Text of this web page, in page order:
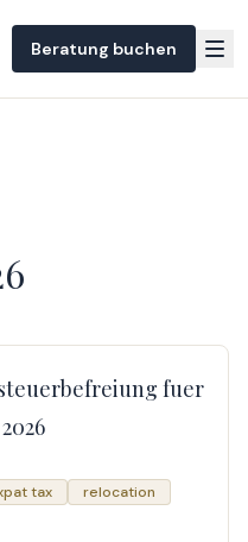
Beratung buchen
fuer
tax
relocation